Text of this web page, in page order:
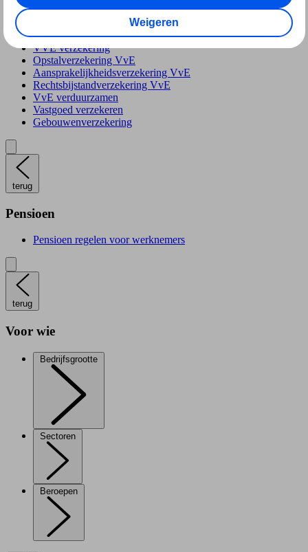
VvE en Vastgoed
VVE verzekering
Opstalverzekering VvE
Aansprakelijkheidsverzekering VvE
Rechtsbijstandverzekering VvE
VvE verduurzamen
Vastgoed verzekeren
Gebouwenverzekering
terug
Pensioen
Pensioen regelen voor werknemers
terug
Voor wie
Bedrijfsgrootte
Sectoren
Beroepen
Weigeren